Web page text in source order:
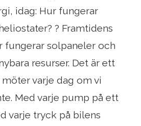
idag: Hur fungerar
? Framtidens
fungerar solpaneler och
resurser. Det är ett
varje dag om vi
Med varje pump på ett
varje tryck på bilens